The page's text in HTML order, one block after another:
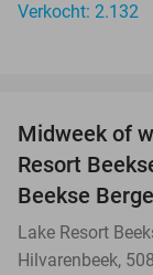
Verkocht: 2.132
Midweek of
Resort
Beekse
Lake Resort
Hilvarenbeek,